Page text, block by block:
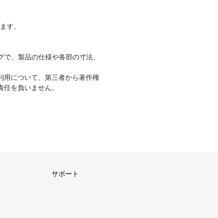
す。
、製品の仕様や各部の寸法、
用について、第三者から著作権
を負いません。
サポート